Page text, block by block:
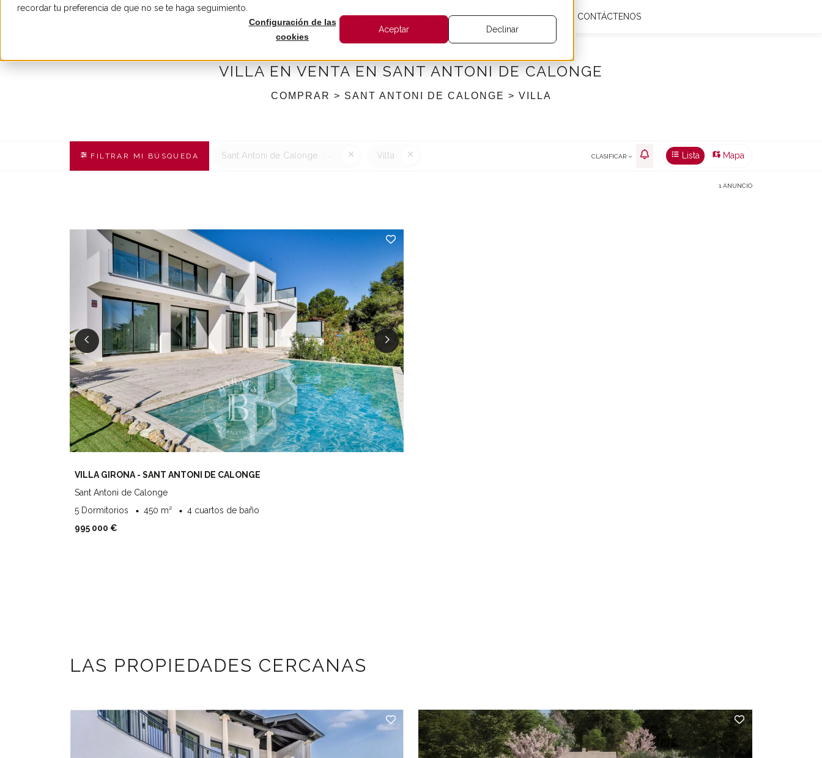
recordar tu preferencia de que no se te haga seguimiento.
Configuración de las
cookies
Aceptar Declinar
ALQUILER VENDER INTERNACIONAL BARNES NOTICIAS CONTÁCTENOS
VILLA EN VENTA EN SANT ANTONI DE CALONGE
COMPRAR > SANT ANTONI DE CALONGE > VILLA
FILTRAR MI BÚSQUEDA Sant Antoni de Calonge Villa Lista Mapa
CLASIFICAR
1 ANUNCIO
VILLA GIRONA - SANT ANTONI DE CALONGE
Sant Antoni de Calonge
5 Dormitorios
450 m²
4 cuartos de baño
995 000 €
LAS PROPIEDADES CERCANAS